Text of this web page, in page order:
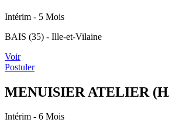
Intérim - 5 Mois
BAIS (35) - Ille-et-Vilaine
Voir
Postuler
MENUISIER ATELIER
Intérim - 6 Mois